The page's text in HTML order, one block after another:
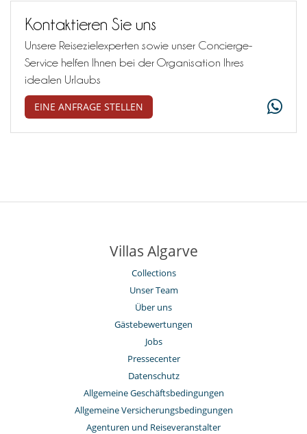
Kontaktieren Sie uns
Unsere Reisezielexperten sowie unser Concierge-
Service helfen Ihnen bei der Organisation Ihres
idealen Urlaubs
EINE ANFRAGE STELLEN
Villas Algarve
Collections
Unser Team
Über uns
Gästebewertungen
Jobs
Pressecenter
Datenschutz
Allgemeine Geschäftsbedingungen
Allgemeine Versicherungsbedingungen
Agenturen und Reiseveranstalter